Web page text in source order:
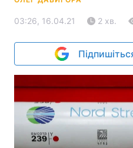
03:26, 16.04.21 2 хв.